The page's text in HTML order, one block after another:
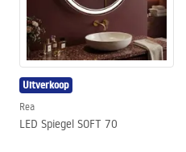
Uitverkoop
Rea
LED Spiegel SOFT 70